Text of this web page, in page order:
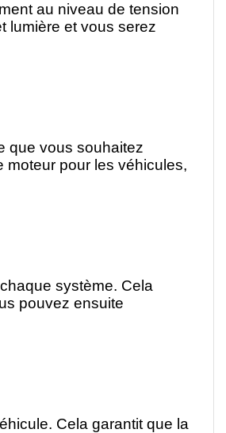
au niveau de tension
lumière et vous serez
que vous souhaitez
moteur pour les véhicules,
système. Cela
pouvez ensuite
Cela garantit que la